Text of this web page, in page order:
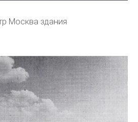
Москва здания